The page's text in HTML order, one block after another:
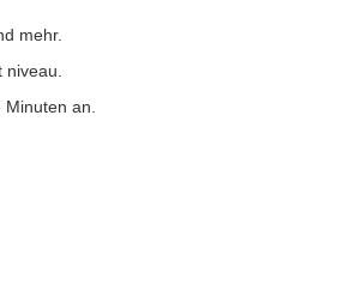
mehr.
an.